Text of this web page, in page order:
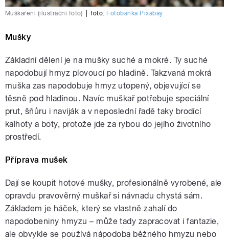
Muškaření (ilustrační foto) foto: Fotobanka Pixabay
Mušky
Základní dělení je na mušky suché a mokré. Ty suché
napodobují hmyz plovoucí po hladině. Takzvaná mokrá
muška zas napodobuje hmyz utopený, objevující se
těsně pod hladinou. Navíc muškař potřebuje speciální
prut, šňůru i naviják a v neposlední řadě taky brodící
kalhoty a boty, protože jde za rybou do jejího životního
prostředí.
Příprava mušek
Dají se koupit hotové mušky, profesionálně vyrobené, ale
opravdu pravověrný muškař si návnadu chystá sám.
Základem je háček, který se vlastně zahalí do
napodobeniny hmyzu – může tady zapracovat i fantazie,
ale obvykle se používá nápodoba běžného hmyzu nebo